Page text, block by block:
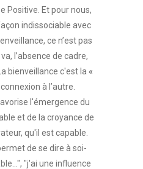
Positive. Et pour nous,
indissociable avec
ce n’est pas
l’absence de cadre,
bienveillance c'est la «
connexion à l’autre.
l'émergence du
et de la croyance de
qu'il est capable.
de se dire à soi-
"j'ai une influence